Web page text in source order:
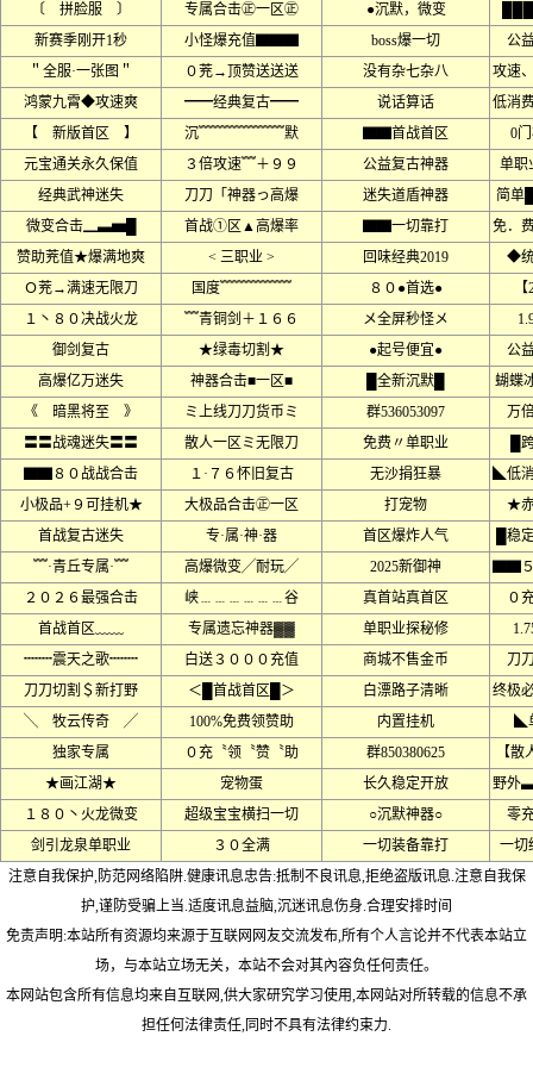
〔 拼脸服 〕
专属合击㊣一区㊣ ●沉默，微变
新赛季刚开1秒
小怪爆充值▇▇▇ boss爆一切
公
＂全服·一张图＂
０茺→顶赞送送送 没有杂七杂八
攻速
鸿蒙九霄◆攻速爽
━━经典复古━━ 说话算话
低消
【 新版首区 】
沉﹌﹌﹌﹌﹌﹌默 ▇▇首战首区
0
元宝通关永久保值
３倍攻速﹌＋９９ 公益复古神器
单职
经典武神迷失
刀刀「神器っ高爆 迷失道盾神器
简单
微变合击▁▃▅█
首战①区▲高爆率 ▇▇一切靠打
免．
赞助茺值★爆满地爽
< 三职业 > 回味经典2019
◆
Ｏ茺→满速无限刀
国度﹌﹌﹌﹌﹌ ８０●首选●
１丶８０决战火龙
﹌青铜剑＋１６６ メ全屏秒怪メ
御剑复古
★绿毒切割★ ●起号便宜●
公
高爆亿万迷失
神器合击■一区■ █全新沉默█
蝴蝶
《 暗黑将至 》
ミ上线刀刀货币ミ 群536053097
万
〓〓战魂迷失〓〓
散人一区ミ无限刀 免费〃单职业
█
▇▇８０战战合击
１·７６怀旧复古 无沙捐狂暴
◣低
小极品+９可挂机★
大极品合击㊣一区 打宠物
★
首战复古迷失
专·属·神·器 首区爆炸人气
█稳
﹌·青丘专属·﹌
高爆微变╱耐玩╱ 2025新御神
▇▇
２０２６最强合击
峡﹍﹍﹍﹍﹍﹍谷 真首站真首区
０
首战首区﹏﹏
专属遗忘神器▓▓ 单职业探秘修
┉┉震天之歌┉┉
白送３０００充值 商城不售金币
刀
刀刀切割＄新打野
＜█首战首区█＞ 白漂路子清晰
终极
╲ 牧云传奇 ╱
100%免费领赞助 内置挂机
◣
独家专属
０充〝领〝赞〝助 群850380625
【
★画江湖★
宠物蛋 长久稳定开放
野外
１８０丶火龙微变
超级宝宝横扫一切 ○沉默神器○
零
剑引龙泉单职业
３０全满 一切装备靠打
一切
注意自我保护,防范网络陷阱.健康讯息忠告:抵制不良讯息,拒绝盗版讯息.注意自我保
护,谨防受骗上当.适度讯息益脑,沉迷讯息伤身.合理安排时间
免责声明:本站所有资源均来源于互联网网友交流发布,所有个人言论并不代表本站立
场，与本站立场无关，本站不会对其內容负任何责任。
本网站包含所有信息均来自互联网,供大家研究学习使用,本网站对所转载的信息不承
担任何法律责任,同时不具有法律约束力.